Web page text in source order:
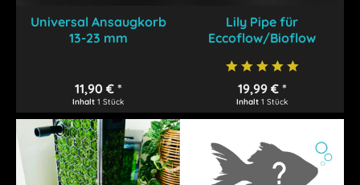
Universal Ansaugkorb
13-23 mm
11,90 € *
Inhalt1 Stück
Lily Pipe für
Eccoflow/Bioflow
19,99 € *
Inhalt1 Stück